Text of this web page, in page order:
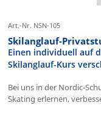
Art.-Nr. NSN-105
Skilanglauf-
Einen individuell auf
Skilanglauf-Kurs
Bei uns in der Nordic-
Skating erlernen,